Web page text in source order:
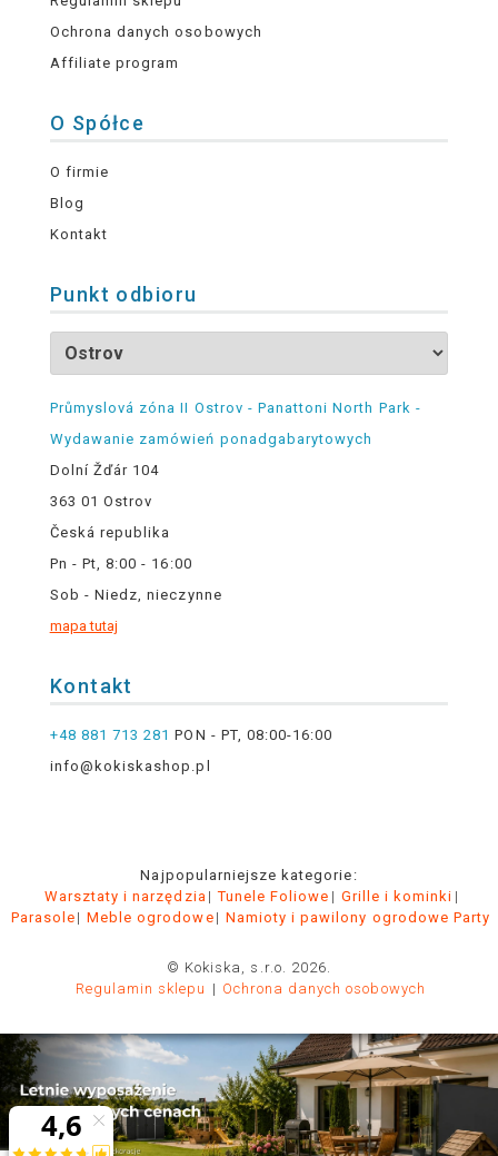
Ochrona danych osobowych
Affiliate program
O Spółce
O firmie
Blog
Kontakt
Punkt odbioru
Průmyslová zóna II Ostrov - Panattoni North Park -
Wydawanie zamówień ponadgabarytowych
Dolní Žďár 104
363 01 Ostrov
Česká republika
Pn - Pt, 8:00 - 16:00
Sob - Niedz, nieczynne
mapa tutaj
Kontakt
+48 881 713 281 PON - PT, 08:00-16:00
info@kokiskashop.pl
Najpopularniejsze kategorie:
Warsztaty i narzędzia
Tunele Foliowe
Grille i kominki
Parasole
Meble ogrodowe Namioty i pawilony ogrodowe Party
© Kokiska, s.r.o. 2026.
Regulamin sklepu
Ochrona danych osobowych